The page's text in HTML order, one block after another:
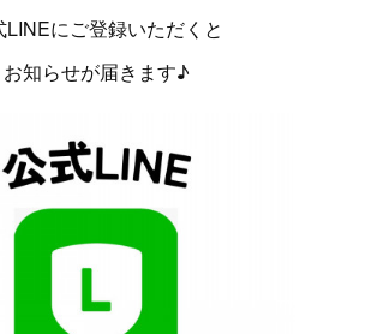
LINEにご登録いただくと
お知らせが届きます♪